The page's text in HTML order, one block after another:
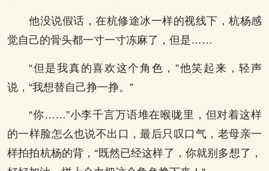
他没说假话，在杭修途冰一样的视线下，杭杨感
觉自己的骨头都一寸一寸冻麻了，但是……
“但是我真的喜欢这个角色，”他笑起来，轻声
说，“我想替自己挣一挣。”
“你……”小李千言万语堆在喉咙里，但对着这样
的一样脸怎么也说不出口，最后只叹口气，老母亲一
样拍拍杭杨的背，“既然已经这样了，你就别多想了，